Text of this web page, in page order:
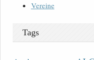
Vereine
Tags